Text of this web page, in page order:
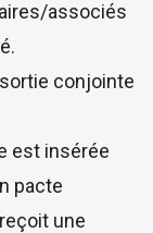
associés
conjointe
est insérée
pacte
une